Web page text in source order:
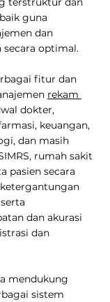
guna
dan
secara optimal.
fitur dan
rekam
dokter,
keuangan,
dan masih
rumah sakit
pasien secara
dan akurasi
dan
mendukung
sistem